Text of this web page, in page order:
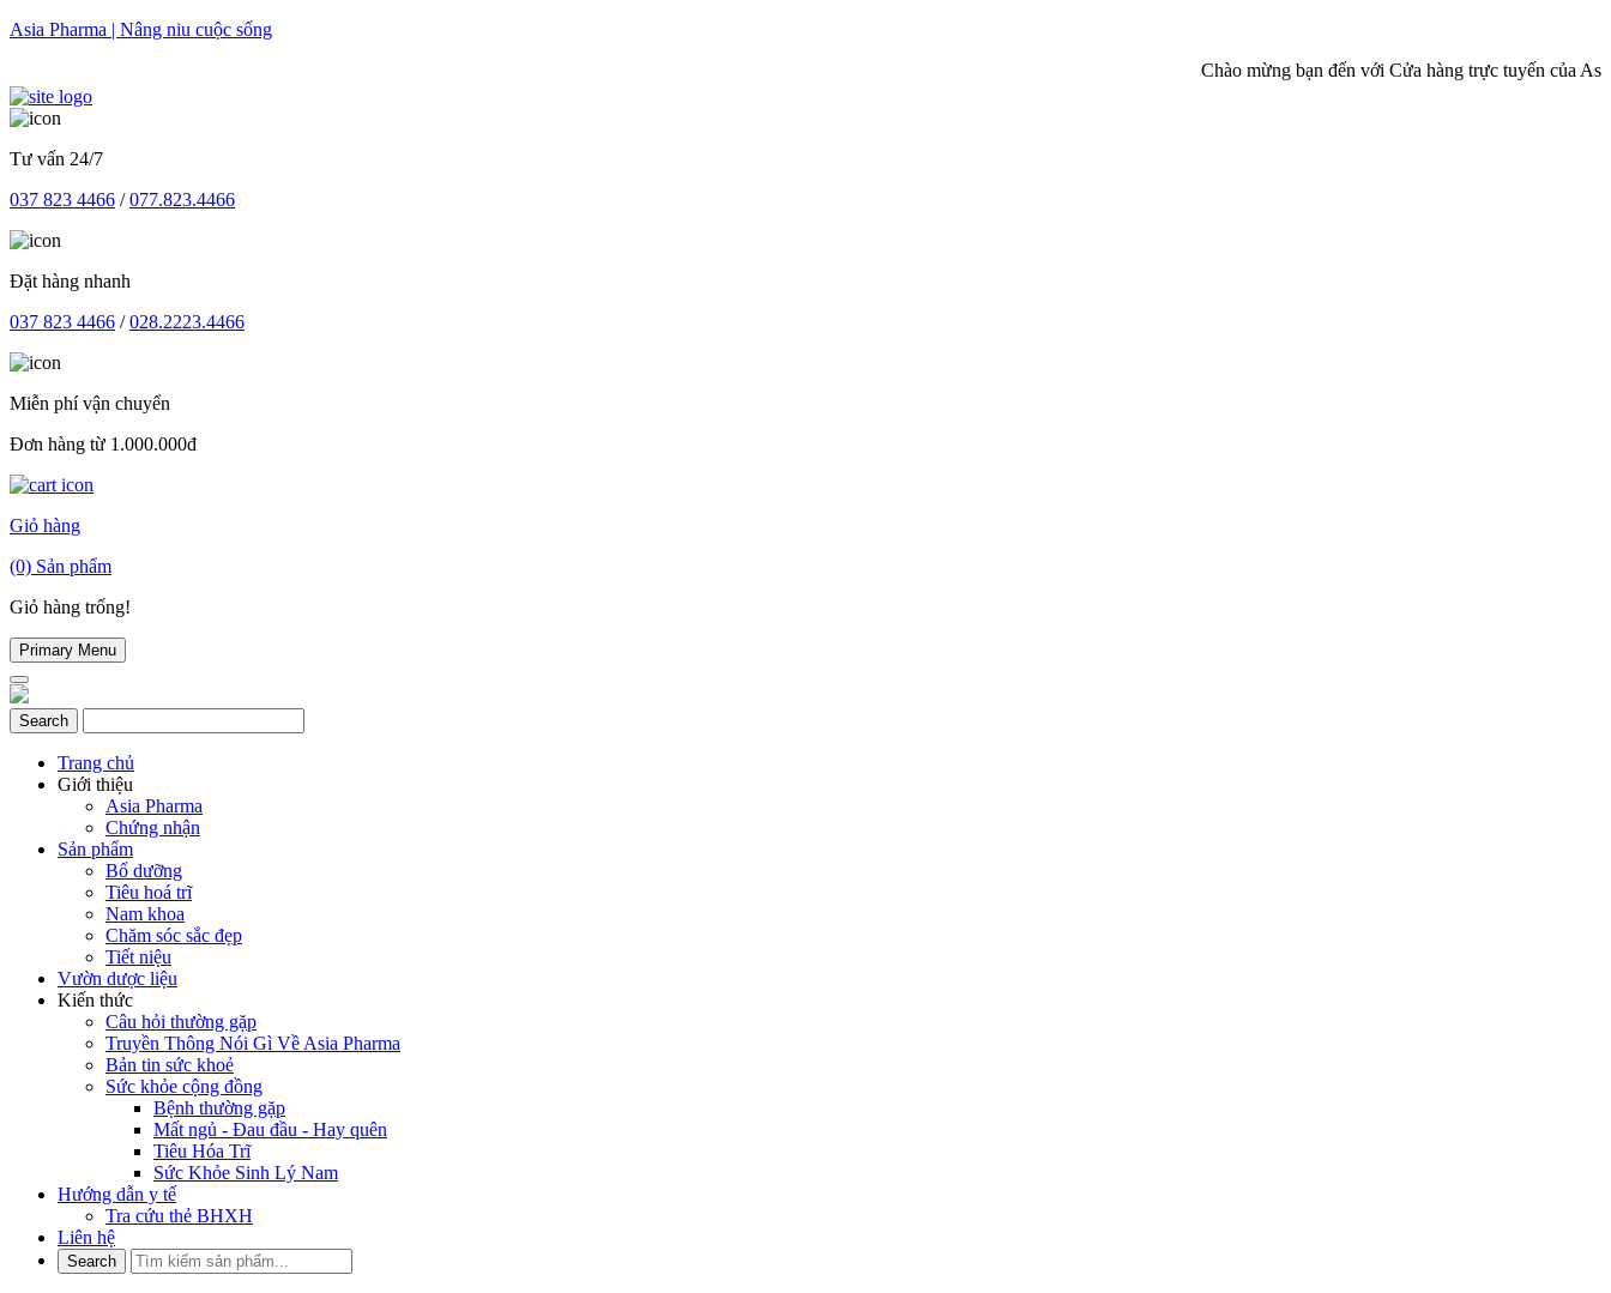
Skip
Asia Pharma | Nâng niu cuộc sống
Chào mừng bạn đến với Cửa hàng trực tuyến của Asia
Tư vấn 24/7
037 823 4466 /077.823.4466
Đặt hàng nhanh
037 823 4466 /028.2223.4466
Miễn phí vận chuyển
Đơn hàng từ 1.000.000đ
Giỏ hàng
(0) Sản phẩm
Giỏ hàng trống!
Primary Menu
Trang chủ
Giới thiệu
Asia Pharma
Chứng nhận
Sản phẩm
Bổ dưỡng
Tiêu hoá trĩ
Nam khoa
Chăm sóc sắc đẹp
Tiết niệu
Vườn dược liệu
Kiến thức
Câu hỏi thường gặp
Truyền Thông Nói Gì Về Asia Pharma
Bản tin sức khoẻ
Sức khỏe cộng đồng
Bệnh thường gặp
Mất ngủ - Đau đầu - Hay quên
Tiêu Hóa Trĩ
Sức Khỏe Sinh Lý Nam
Hướng dẫn y tế
Tra cứu thẻ BHXH
Liên hệ